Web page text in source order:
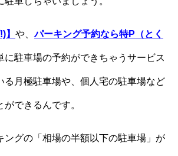
】 や、パーキング予約なら特P（とく
に駐車場の予約ができちゃうサービス
る月極駐車場や、個人宅の駐車場など
できるんです。
ングの「相場の半額以下の駐車場」が